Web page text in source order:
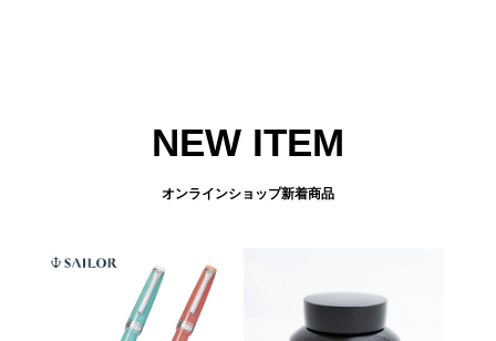
NEW ITEM
オンラインショップ新着商品